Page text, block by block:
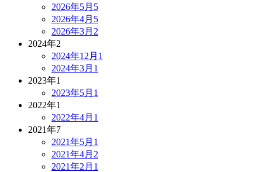
2026年5月 5
2026年4月 5
2026年3月 2
2024年2
2024年12月 1
2024年3月 1
2023年1
2023年5月 1
2022年1
2022年4月 1
2021年7
2021年5月 1
2021年4月 2
2021年2月 1